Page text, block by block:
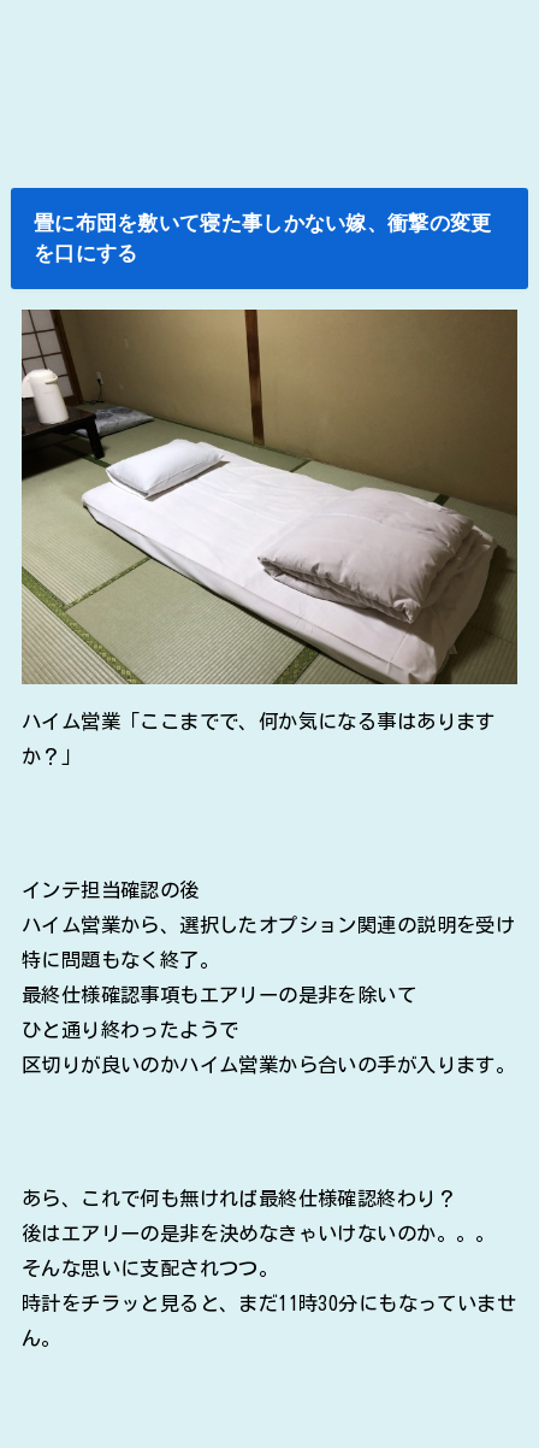
畳に布団を敷いて寝た事しかない嫁、衝撃の変更
を口にする
ハイム営業「ここまでで、何か気になる事はあります
か？」
インテ担当確認の後
ハイム営業から、選択したオプション関連の説明を受け
特に問題もなく終了。
最終仕様確認事項もエアリーの是非を除いて
ひと通り終わったようで
区切りが良いのかハイム営業から合いの手が入ります。
あら、これで何も無ければ最終仕様確認終わり？
後はエアリーの是非を決めなきゃいけないのか。。。
そんな思いに支配されつつ。
時計をチラッと見ると、まだ11時30分にもなっていませ
ん。